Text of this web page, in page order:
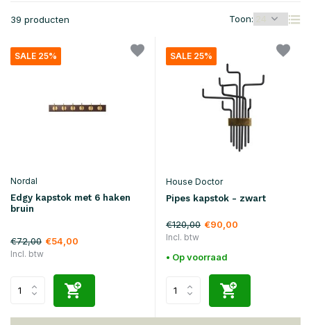
39 producten Toon:
SALE 25%
Nordal
Edgy kapstok met 6 haken
bruin
€72,00 €54,00
Incl. btw
SALE 25%
House Doctor
Pipes kapstok - zwart
€120,00 €90,00
Incl. btw
• Op voorraad